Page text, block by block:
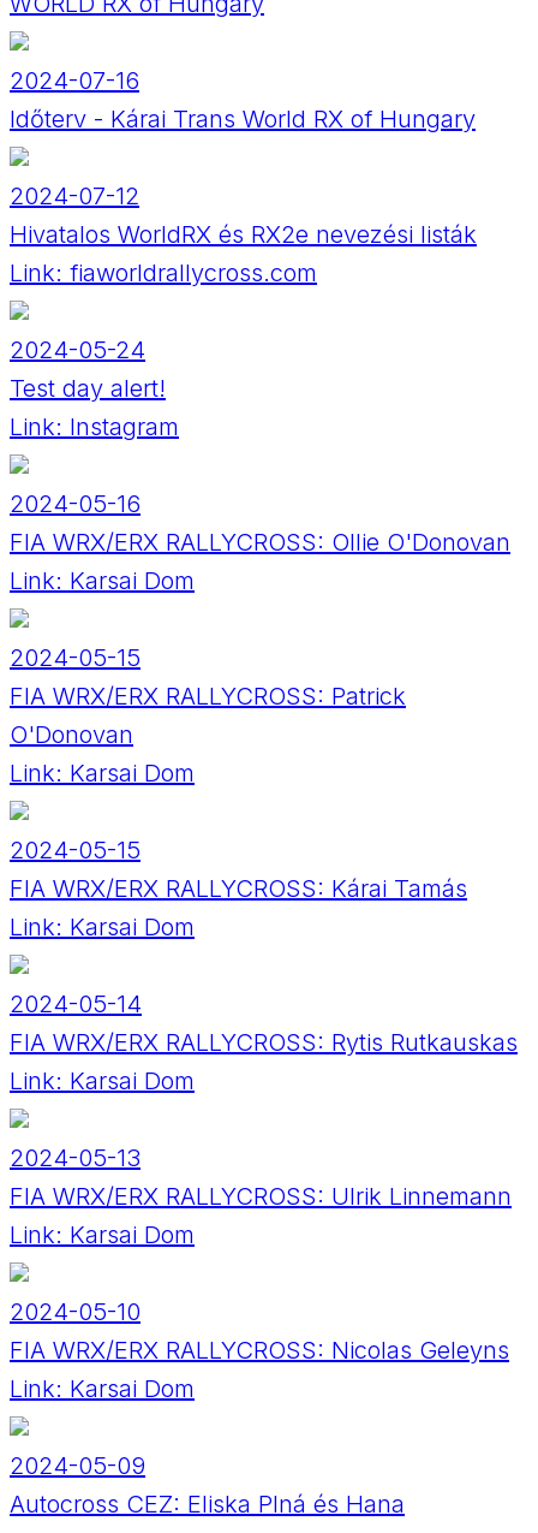
2024-07-16
Időterv - Kárai Trans World RX of Hungary
2024-07-12
Hivatalos WorldRX és RX2e nevezési listák
Link: fiaworldrallycross.com
2024-05-24
Test day alert!
Link: Instagram
2024-05-16
FIA WRX/ERX RALLYCROSS: Ollie O'Donovan
Link: Karsai Dom
2024-05-15
FIA WRX/ERX RALLYCROSS: Patrick
O'Donovan
Link: Karsai Dom
2024-05-15
FIA WRX/ERX RALLYCROSS: Kárai Tamás
Link: Karsai Dom
2024-05-14
FIA WRX/ERX RALLYCROSS: Rytis Rutkauskas
Link: Karsai Dom
2024-05-13
FIA WRX/ERX RALLYCROSS: Ulrik Linnemann
Link: Karsai Dom
2024-05-10
FIA WRX/ERX RALLYCROSS: Nicolas Geleyns
Link: Karsai Dom
2024-05-09
Autocross CEZ: Eliska Plná és Hana